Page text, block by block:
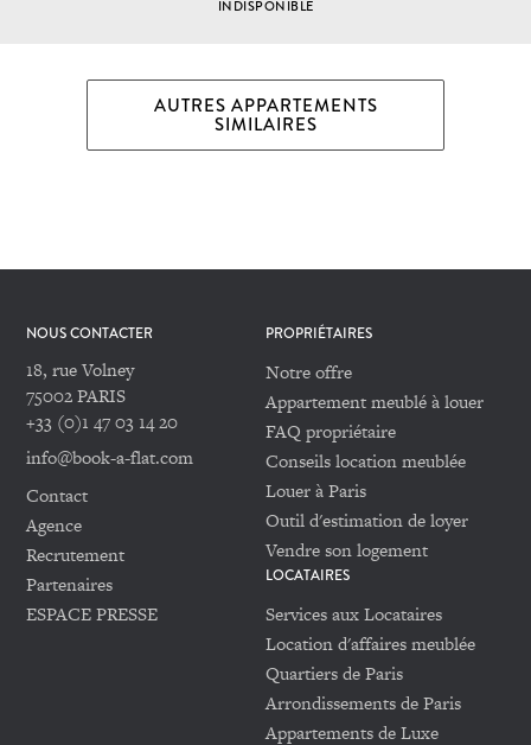
INDISPONIBLE
AUTRES APPARTEMENTS
SIMILAIRES
NOUS CONTACTER
18, rue Volney
75002 PARIS
+33 (0)1 47 03 14 20
info@book-a-flat.com
Contact
Agence
Recrutement
Partenaires
ESPACE PRESSE
PROPRIÉTAIRES
Notre offre
Appartement meublé à louer
FAQ propriétaire
Conseils location meublée
Louer à Paris
Outil d'estimation de loyer
Vendre son logement
LOCATAIRES
Services aux Locataires
Location d'affaires meublée
Quartiers de Paris
Arrondissements de Paris
Appartements de Luxe